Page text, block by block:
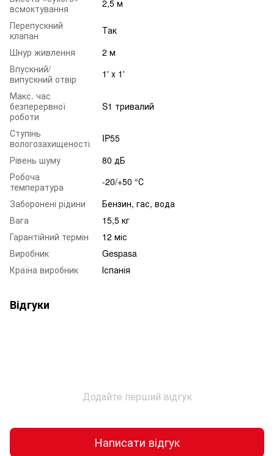
всмоктування
2,5 м
Перепускний
клапан
Так
Шнур живлення
2 м
Впускний/
випускний отвір
1' x 1'
Макс. час
безперервної
роботи
S1 тривалий
Ступінь
вологозахищеності
IP55
Рівень шуму
80 дБ
Робоча
температура
-20/+50 °С
Заборонені рідини
Бензин, гас, вода
Вага
15,5 кг
Гарантійний термін
12 міс
Виробник
Gespasa
Країна виробник
Іспанія
Відгуки
Додайте перший відгук
Написати відгук